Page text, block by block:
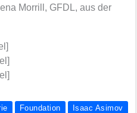
Mor­rill, GFDL, aus der
Foundation
Isaac Asimov